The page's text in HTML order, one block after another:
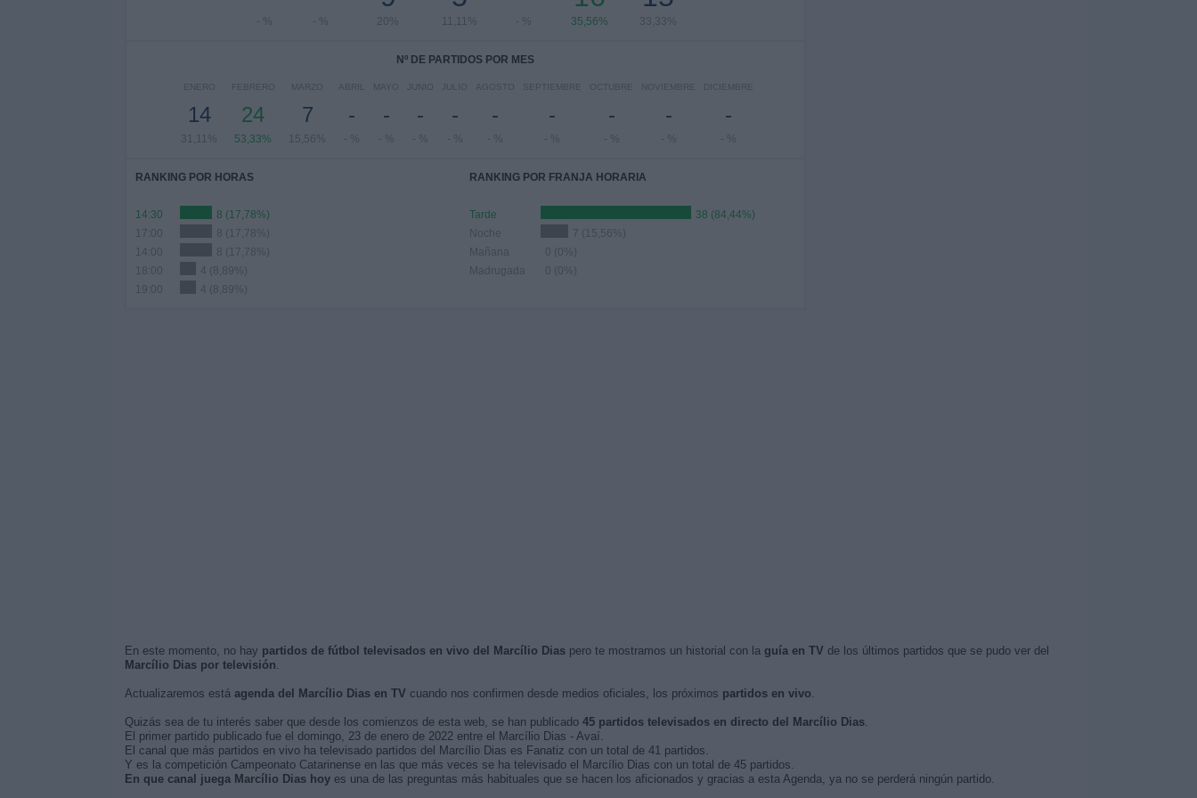
- % - % 20% 11,11% - % 35,56% 33,33%
Nº DE PARTIDOS POR MES
ENERO
14
31,11%
FEBRERO
24
53,33%
MARZO
7
15,56%
ABRIL
-
- %
MAYO
-
- %
JUNIO
-
- %
JULIO
-
- %
AGOSTO
-
- %
SEPTIEMBRE
-
- %
OCTUBRE
-
- %
NOVIEMBRE
-
- %
DICIEMBRE
-
- %
RANKING POR HORAS
14:30
8 (17,78%)
17:00
8 (17,78%)
8 (17,78%)
18:00
4 (8,89%)
19:00
4 (8,89%)
RANKING POR FRANJA HORARIA
Tarde
38 (84,44%)
Noche
7 (15,56%)
Mañana
0 (0%)
Madrugada
0 (0%)
En este momento, no hay partidos de fútbol televisados en vivo del Marcílio Diaspero te mostramos un historial con la guía en TV de los últimos partidos que se pudo ver del
Marcílio Dias por televisión.
Actualizaremos está agenda del Marcílio Dias en TV cuando nos confirmen desde medios oficiales, los próximos partidos en vivo.
Quizás sea de tu interés saber que desde los comienzos de esta web, se han publicado 45 partidos televisados en directo del Marcílio Dias.
El primer partido publicado fue el domingo, 23 de enero de 2022 entre el Marcílio Dias - Avaí.
El canal que más partidos en vivo ha televisado partidos del Marcílio Dias es Fanatiz con un total de 41 partidos.
Y es la competición Campeonato Catarinense en las que más veces se ha televisado el Marcílio Dias con un total de 45 partidos.
En que canal juega Marcílio Dias hoyes una de las preguntas más habituales que se hacen los aficionados y gracias a esta Agenda, ya no se perderá ningún partido.